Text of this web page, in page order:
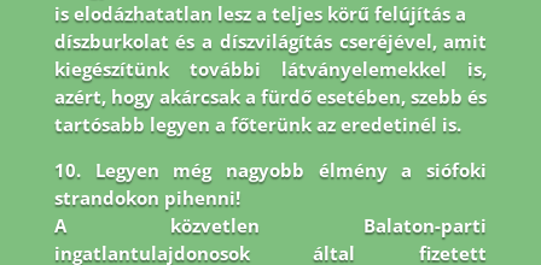
is elodázhatatlan lesz a teljes körű felújítás a
díszburkolat és a díszvilágítás cseréjével, amit
kiegészítünk további látványelemekkel is,
azért, hogy akárcsak a fürdő esetében, szebb és
tartósabb legyen a főterünk az eredetinél is.
10. Legyen még nagyobb élmény a siófoki
strandokon pihenni!
A közvetlen Balaton-parti
ingatlantulajdonosok által fizetett